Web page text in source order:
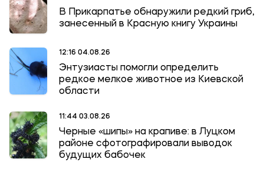
В Прикарпатье обнаружили редкий гриб,
занесенный в Красную книгу Украины
12:16 04.08.26
Энтузиасты помогли определить
редкое мелкое животное из Киевской
области
11:44 03.08.26
Черные «шипы» на крапиве: в Луцком
районе сфотографировали выводок
будущих бабочек